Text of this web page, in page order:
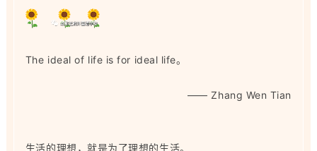
The ideal of life is for ideal life。
—— Zhang Wen Tian
生活的理想，就是为了理想的生活。